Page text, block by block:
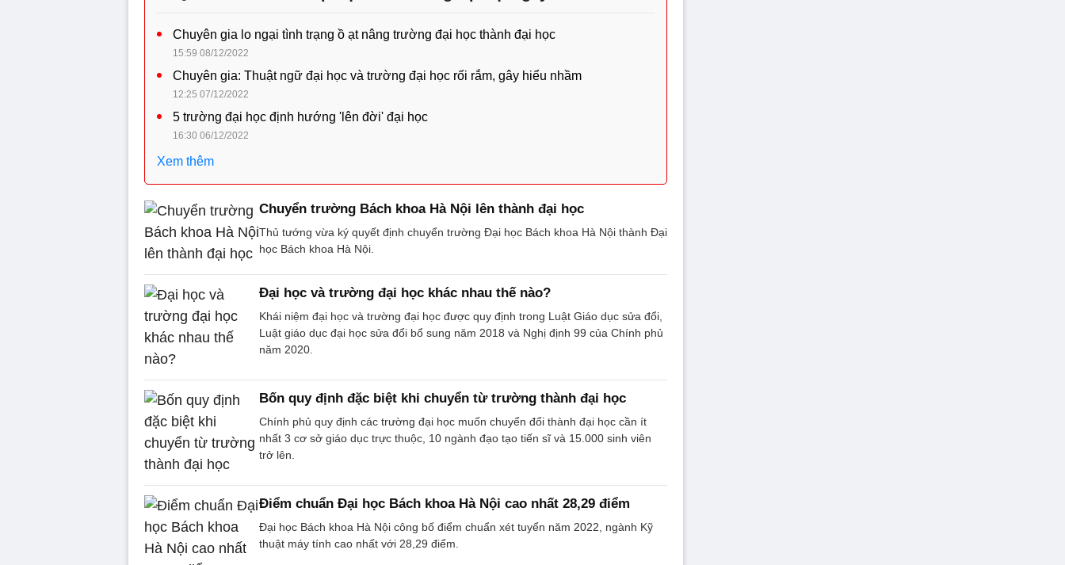
Chuyên gia lo ngại tình trạng ồ ạt nâng trường đại học thành đại học
15:59 08/12/2022
Chuyên gia: Thuật ngữ đại học và trường đại học rối rắm, gây hiểu nhầm
12:25 07/12/2022
5 trường đại học định hướng 'lên đời' đại học
16:30 06/12/2022
Xem thêm
Chuyển trường Bách khoa Hà Nội lên thành đại học
Thủ tướng vừa ký quyết định chuyển trường Đại học Bách khoa Hà Nội thành Đại
học Bách khoa Hà Nội.
Đại học và trường đại học khác nhau thế nào?
Khái niệm đại học và trường đại học được quy định trong Luật Giáo dục sửa đổi,
Luật giáo dục đại học sửa đổi bổ sung năm 2018 và Nghị định 99 của Chính phủ
năm 2020.
Bốn quy định đặc biệt khi chuyển từ trường thành đại học
Chính phủ quy định các trường đại học muốn chuyển đổi thành đại học cần ít
nhất 3 cơ sở giáo dục trực thuộc, 10 ngành đạo tạo tiến sĩ và 15.000 sinh viên
trở lên.
Điểm chuẩn Đại học Bách khoa Hà Nội cao nhất 28,29 điểm
Đại học Bách khoa Hà Nội công bố điểm chuẩn xét tuyển năm 2022, ngành Kỹ
thuật máy tính cao nhất với 28,29 điểm.